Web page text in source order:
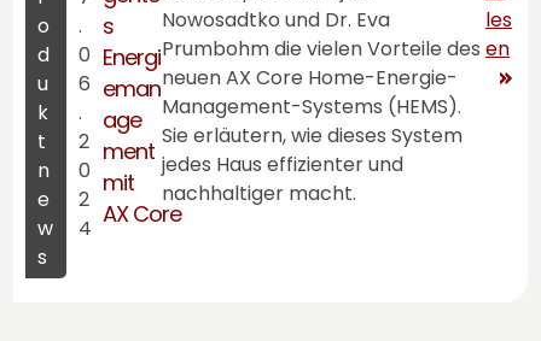
o
d
u
k
t
n
e
w
s
.
0
6
.
2
0
2
4
s
Energi
eman
age
ment
mit
AX Core
Nowosadtko und Dr. Eva
Prumbohm die vielen Vorteile des
neuenAX Core Home-Energie-
Management-Systems (HEMS).
Sie erläutern, wie dieses System
jedes Haus effizienter und
nachhaltiger macht.
les
en